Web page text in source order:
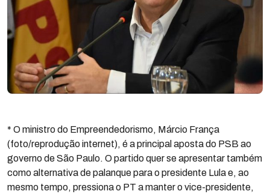
* O ministro do Empreendedorismo, Márcio França
(foto/reprodução internet), é a principal aposta do PSB ao
governo de São Paulo. O partido quer se apresentar também
como alternativa de palanque para o presidente Lula e, ao
mesmo tempo, pressiona o PT a manter o vice-presidente,